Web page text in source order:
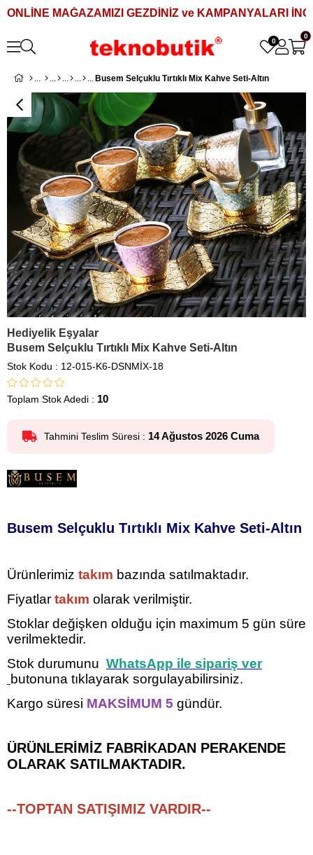
ONLİNE MAĞAZAMIZI GEZDİNİZ ve KAMPANYALARI
0
0
Busem Selçuklu Tırtıklı Mix Kahve Seti-Altın
Hediyelik Eşyalar
Busem Selçuklu Tırtıklı Mix Kahve Seti-Altın
Stok Kodu 12-015-K6-DSNMİX-18
Toplam Stok Adedi : 10
Tahmini Teslim Süresi : 14 Ağustos 2026 Cuma
Busem Selçuklu Tırtıklı Mix Kahve Seti-Altın
Ürünlerimiz takım bazında satılmaktadır.
Fiyatlar takım olarak verilmiştir.
Stoklar değişken olduğu için maximum 5 gün süre
verilmektedir.
Stok durumunu WhatsApp ile sipariş ver
butonuna tıklayarak sorgulayabilirsiniz.
Kargo süresi MAKSİMUM 5 gündür.
ÜRÜNLERİMİZ FABRİKADAN PERAKENDE
OLARAK SATILMAKTADIR.
--TOPTAN SATIŞIMIZ VARDIR--